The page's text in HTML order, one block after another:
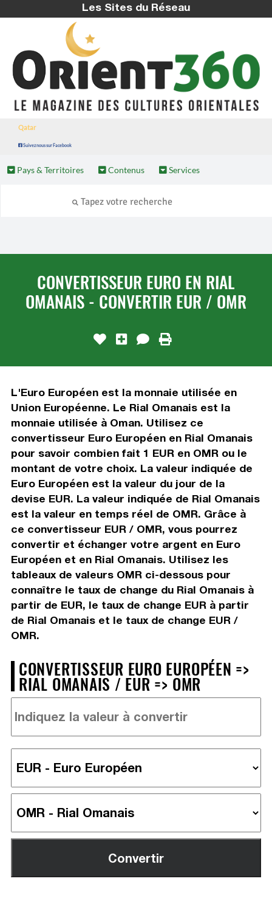
Les Sites du Réseau
Qatar
Suivez nous sur Facebook
Pays & Territoires Contenus Services
CONVERTISSEUR EURO EN RIAL
OMANAIS - CONVERTIR EUR / OMR
L'Euro Européen est la monnaie utilisée en
Union Européenne. Le Rial Omanais est la
monnaie utilisée à Oman. Utilisez ce
convertisseur Euro Européen en Rial Omanais
pour savoir combien fait 1 EUR en OMR ou le
montant de votre choix. La valeur indiquée de
Euro Européen est la valeur du jour de la
devise EUR. La valeur indiquée de Rial Omanais
est la valeur en temps réel de OMR. Grâce à
ce convertisseur EUR / OMR, vous pourrez
convertir et échanger votre argent en Euro
Européen et en Rial Omanais. Utilisez les
tableaux de valeurs OMR ci-dessous pour
connaître le taux de change du Rial Omanais à
partir de EUR, le taux de change EUR à partir
de Rial Omanais et le taux de change EUR /
OMR.
CONVERTISSEUR EURO EUROPÉEN =>
RIAL OMANAIS / EUR => OMR